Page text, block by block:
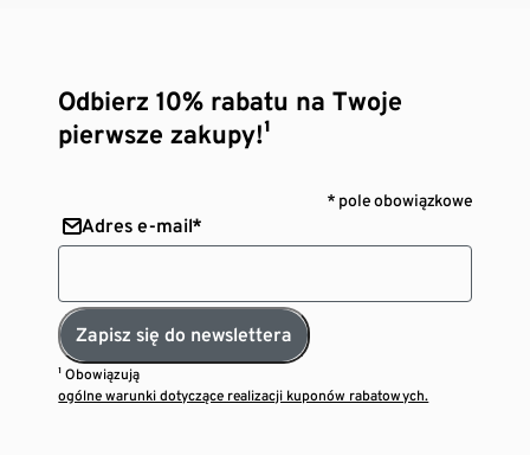
Odbierz 10% rabatu na Twoje
pierwsze zakupy!¹
* pole obowiązkowe
Adres e-mail*
Zapisz się do newslettera
¹ Obowiązują
ogólne warunki dotyczące realizacji kuponów rabatowych.